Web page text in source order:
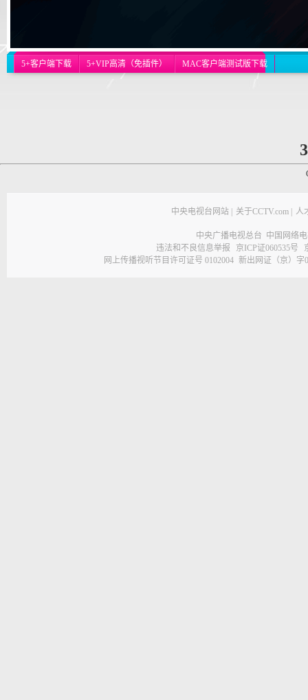
5+客户端下载 5+VIP高清（免插件） MAC客户端测试版下载
中央电视台网站 关于CCTV.com 人
中央广播电视总台 中国网络
违法和不良信息举报
京ICP证060535号
网上传播视听节目许可证号 0102004 新出网证（京）